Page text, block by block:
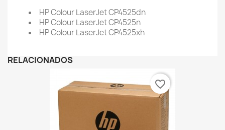
HP Colour LaserJet CP4525dn
HP Colour LaserJet CP4525n
HP Colour LaserJet CP4525xh
RELACIONADOS
favorite_border